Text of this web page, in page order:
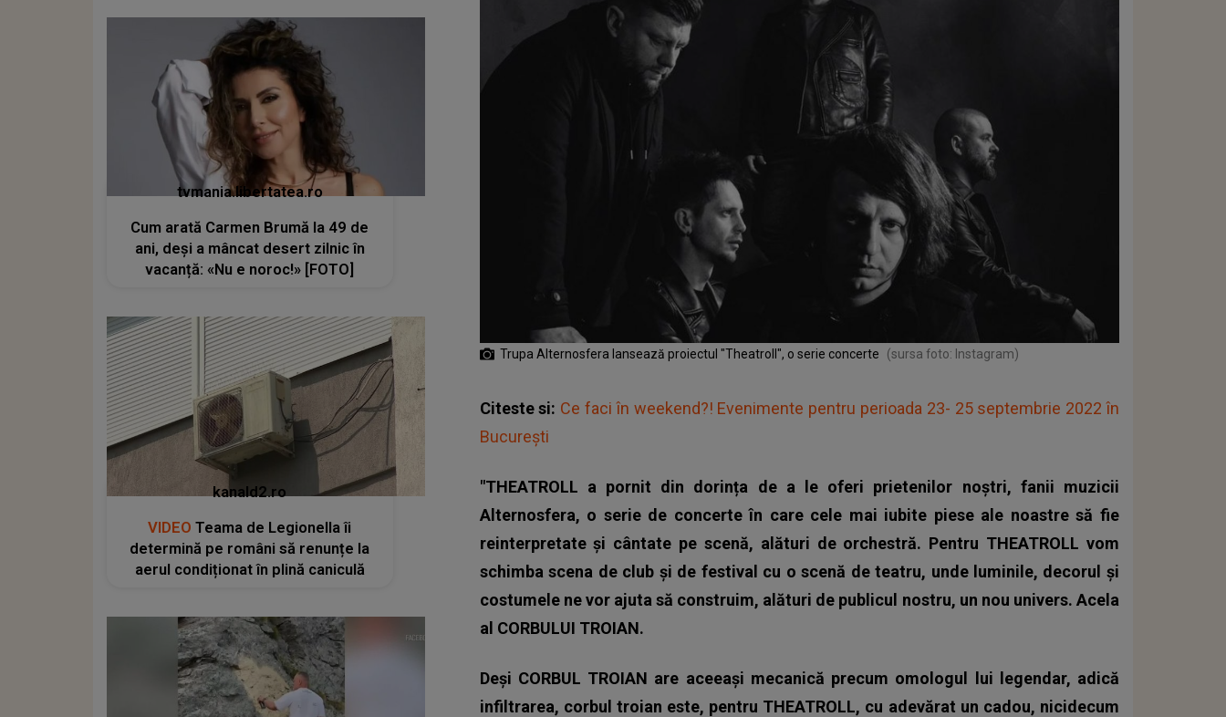
Trupa Alternosfera lansează proiectul "Theatroll", o serie concerte (sursa foto: Instagram)
Citeste si: Ce faci în weekend?! Evenimente pentru perioada 23- 25 septembrie 2022 în
București
"THEATROLL a pornit din dorința de a le oferi prietenilor noștri, fanii muzicii
Alternosfera, o serie de concerte în care cele mai iubite piese ale noastre să fie
reinterpretate și cântate pe scenă, alături de orchestră. Pentru THEATROLL vom
schimba scena de club și de festival cu o scenă de teatru, unde luminile, decorul și
costumele ne vor ajuta să construim, alături de publicul nostru, un nou univers. Acela
al CORBULUI TROIAN.
Deși CORBUL TROIAN are aceeași mecanică precum omologul lui legendar, adică
infiltrarea, corbul troian este, pentru THEATROLL, cu adevărat un cadou, nicidecum
tvmania.libertatea.ro
Cum arată Carmen Brumă la 49 de
ani, deși a mâncat desert zilnic în
vacanță: «Nu e noroc!» [FOTO]
kanald2.ro
VIDEO Teama de Legionella îi
determină pe români să renunțe la
aerul condiționat în plină caniculă